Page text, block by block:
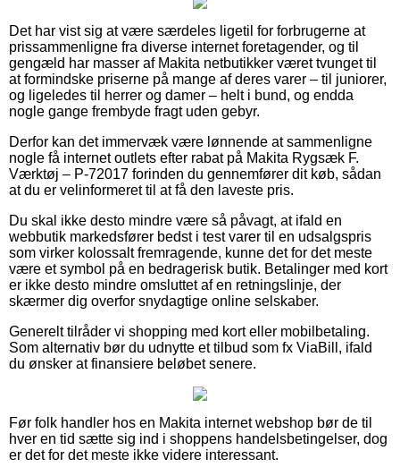
Det har vist sig at være særdeles ligetil for forbrugerne at
prissammenligne fra diverse internet foretagender, og til
gengæld har masser af Makita netbutikker været tvunget til
at formindske priserne på mange af deres varer – til juniorer,
og ligeledes til herrer og damer – helt i bund, og endda
nogle gange frembyde fragt uden gebyr.
Derfor kan det immervæk være lønnende at sammenligne
nogle få internet outlets efter rabat på Makita Rygsæk F.
Værktøj – P-72017 forinden du gennemfører dit køb, sådan
at du er velinformeret til at få den laveste pris.
Du skal ikke desto mindre være så påvagt, at ifald en
webbutik markedsfører bedst i test varer til en udsalgspris
som virker kolossalt fremragende, kunne det for det meste
være et symbol på en bedragerisk butik. Betalinger med kort
er ikke desto mindre omsluttet af en retningslinje, der
skærmer dig overfor snydagtige online selskaber.
Generelt tilråder vi shopping med kort eller mobilbetaling.
Som alternativ bør du udnytte et tilbud som fx ViaBill, ifald
du ønsker at finansiere beløbet senere.
Før folk handler hos en Makita internet webshop bør de til
hver en tid sætte sig ind i shoppens handelsbetingelser, dog
er det for det meste ikke videre interessant.